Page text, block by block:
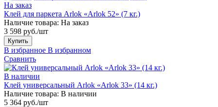
На заказ
Клей для паркета Arlok «Arlok 52» (7 кг.)
Наличие товара: На заказ
3 598 руб./шт
Купить
В избранное В избранном
Сравнить
В наличии
Клей универсальный Arlok «Arlok 33» (14 кг.)
Наличие товара: В наличии
5 364 руб./шт